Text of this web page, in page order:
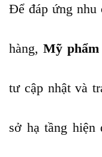
Để đáp ứng nhu
hàng,Mỹ
tư cập nhật và
sở hạ tầng hiện